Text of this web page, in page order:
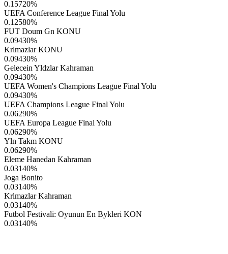
0.15720%
UEFA Conference League Final Yolu
0.12580%
FUT Doum Gn KONU
0.09430%
Krlmazlar KONU
0.09430%
Gelecein Yldzlar Kahraman
0.09430%
UEFA Women's Champions League Final Yolu
0.09430%
UEFA Champions League Final Yolu
0.06290%
UEFA Europa League Final Yolu
0.06290%
Yln Takm KONU
0.06290%
Eleme Hanedan Kahraman
0.03140%
Joga Bonito
0.03140%
Krlmazlar Kahraman
0.03140%
Futbol Festivali: Oyunun En Bykleri KON
0.03140%